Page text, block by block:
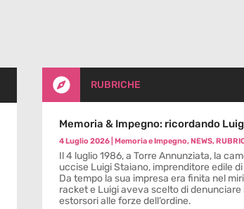
 RUBRICHE
Memoria & Impegno: ricordando
4 Luglio 2026| Memoria e Impegno,NEWS,
Il 4 luglio 1986, a Torre Annunziata, la
uccise Luigi Staiano, imprenditore edile
Da tempo la sua impresa era finita nel
racket e Luigi aveva scelto di denunciare
estorsori alle forze dell’ordine.